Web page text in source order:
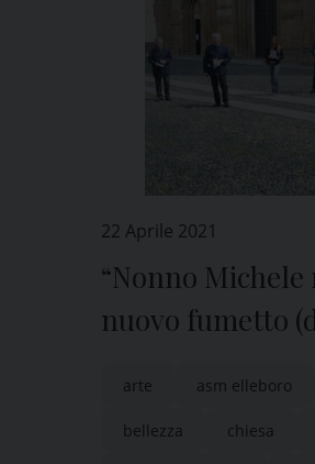
22 Aprile 2021
“Nonno
nuovo fumetto
arte asm elleboro
bellezza chiesa